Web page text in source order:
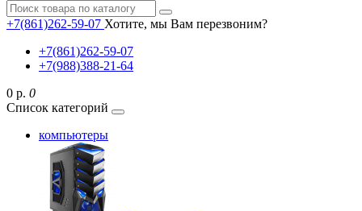
+7(861)262-59-07 Хотите, мы Вам перезвоним?
+7(861)262-59-07
+7(988)388-21-64
0 р. 0
Список категорий
компьютеры